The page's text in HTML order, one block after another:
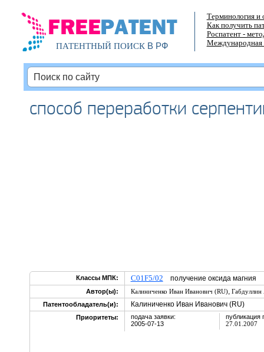
ПАТЕНТНЫЙ ПОИСКВ РФ
Терминология и
Как получить
Роспатент -
Международная
способ переработки
Классы МПК: C01F5/02 получение оксида магния
Автор(ы): Калиниченко Иван Иванович (RU),
Патентообладатель(и):
Калиниченко Иван Иванович (RU)
Приоритеты:
подача заявки:
2005-07-13
публикация
27.01.2007